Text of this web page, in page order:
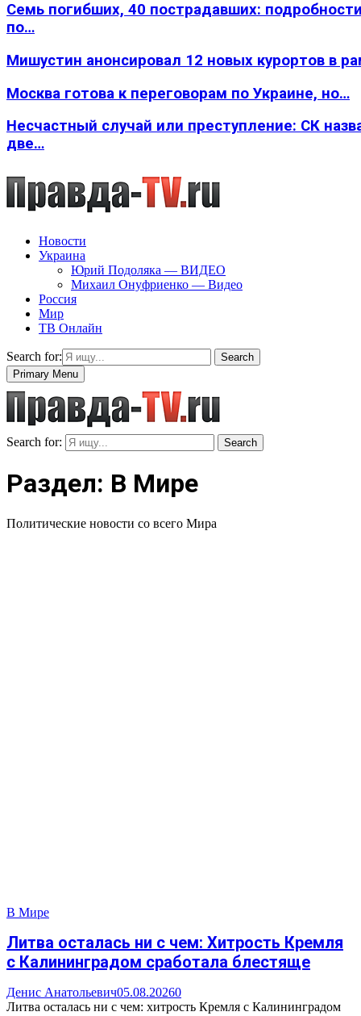
Семь погибших, 40 пострадавших:
по…
Мишустин анонсировал 12 новых курортов в
Москва готова к переговорам по Украине, но…
Несчастный случай или преступление: СК
две…
Новости
Украина
Юрий Подоляка — ВИДЕО
Михаил Онуфриенко — Видео
Россия
Мир
ТВ Онлайн
Search for:
Search
Primary Menu
Search for: Search
Раздел: В Мире
Политические новости со всего Мира
В Мире
Литва осталась ни с чем: Хитрость Кремля
с Калининградом сработала блестяще
Денис Анатольевич05.08.20260
Литва осталась ни с чем: хитрость Кремля с Калининградом